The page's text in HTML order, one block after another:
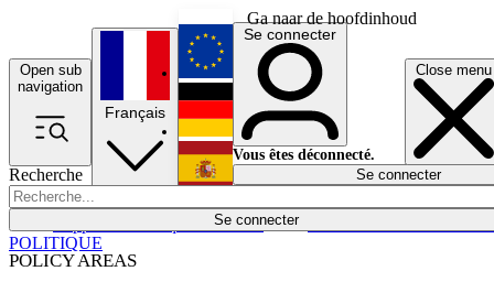
Ga naar de hoofdinhoud
Open sub
navigation
Close menu
Recherche
Se connecter
POLICY AREAS
Économie
Français
English
Deutsch
Español
Se connecter
Vous êtes déconnecté.
Se connecter
POLITIQUE